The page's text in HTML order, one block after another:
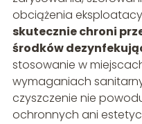
obciążenia
skutecznie chroni
środków
stosowanie w
wymaganiach
czyszczenie nie
ochronnych ani